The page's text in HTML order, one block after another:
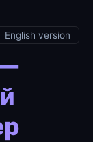
English version